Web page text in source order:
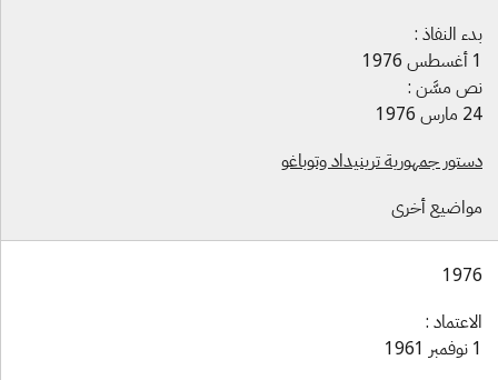
النفاذ :
مسَّن :
جمهورية ترينيداد وتوباغو
أخرى
: